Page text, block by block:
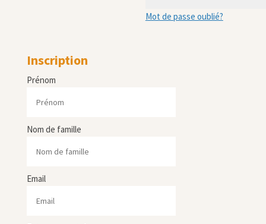
Mot de passe oublié?
Inscription
Prénom
Nom de famille
Email